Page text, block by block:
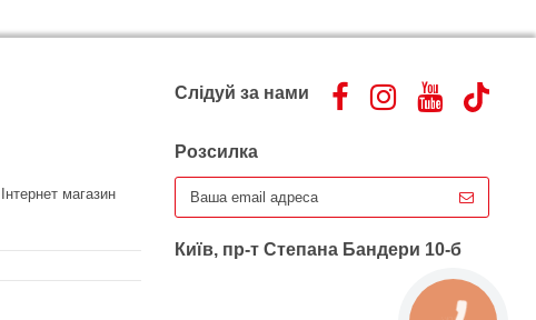
Інтернет магазин
Слідуй за нами
Розсилка
Київ, пр-т Степана Бандери 10-б